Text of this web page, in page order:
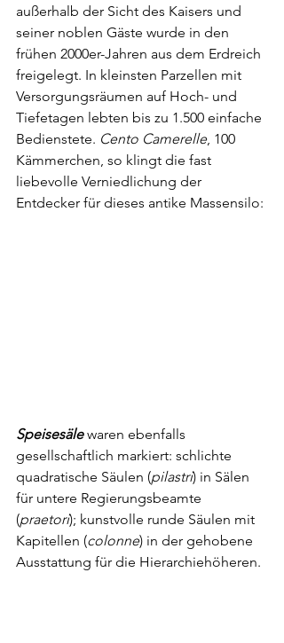
außerhalb der Sicht des Kaisers und
seiner noblen Gäste wurde in den
frühen 2000er-Jahren aus dem Erdreich
freigelegt. In kleinsten Parzellen mit
Versorgungsräumen auf Hoch- und
Tiefetagen lebten bis zu 1.500 einfache
Bedienstete. Cento Camerelle, 100
Kämmerchen, so klingt die fast
liebevolle Verniedlichung der
Entdecker für dieses antike Massensilo:
Speisesäle waren ebenfalls
gesellschaftlich markiert: schlichte
quadratische Säulen (pilastri) in Sälen
für untere Regierungsbeamte
(praetori); kunstvolle runde Säulen mit
Kapitellen (colonne) in der gehobene
Ausstattung für die Hierarchiehöheren.